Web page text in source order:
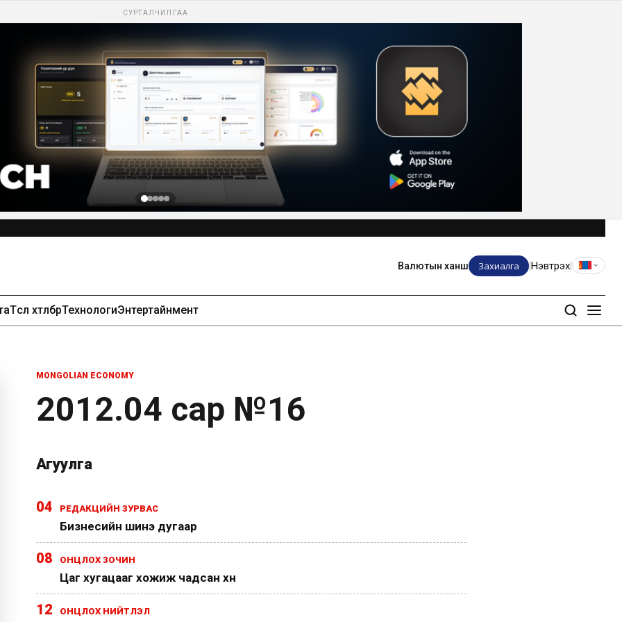
СУРТАЛЧИЛГАА
Валютын ханш Захиалга Нэвтрэх
Төсөл хөтөлбөрТехнологиЭнтертайнмент
MONGOLIAN ECONOMY
2012.04 сар №16
Агуулга
04 РЕДАКЦИЙН ЗУРВАС
Бизнесийн шинэ дугаар
08 ОНЦЛОХ ЗОЧИН
Цаг хугацааг хожиж чадсан хүн
12 ОНЦЛОХ НИЙТЛЭЛ